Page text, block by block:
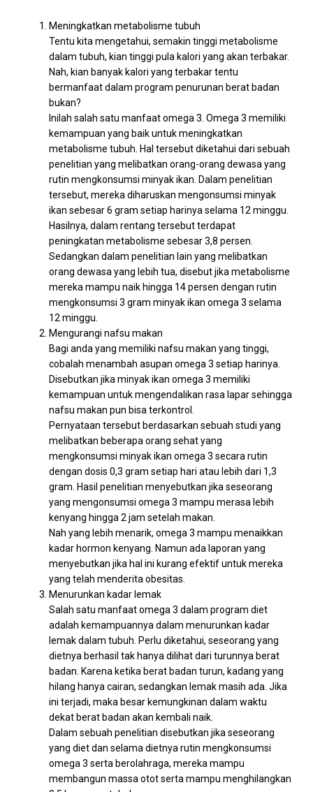
Meningkatkan metabolisme tubuh
Tentu kita mengetahui, semakin tinggi metabolisme
dalam tubuh, kian tinggi pula kalori yang akan terbakar.
Nah, kian banyak kalori yang terbakar tentu
bermanfaat dalam program penurunan berat badan
bukan?
Inilah salah satu manfaat omega 3. Omega 3 memiliki
kemampuan yang baik untuk meningkatkan
metabolisme tubuh. Hal tersebut diketahui dari sebuah
penelitian yang melibatkan orang-orang dewasa yang
rutin mengkonsumsi minyak ikan. Dalam penelitian
tersebut, mereka diharuskan mengonsumsi minyak
ikan sebesar 6 gram setiap harinya selama 12 minggu.
Hasilnya, dalam rentang tersebut terdapat
peningkatan metabolisme sebesar 3,8 persen.
Sedangkan dalam penelitian lain yang melibatkan
orang dewasa yang lebih tua, disebut jika metabolisme
mereka mampu naik hingga 14 persen dengan rutin
mengkonsumsi 3 gram minyak ikan omega 3 selama
12 minggu.
Mengurangi nafsu makan
Bagi anda yang memiliki nafsu makan yang tinggi,
cobalah menambah asupan omega 3 setiap harinya.
Disebutkan jika minyak ikan omega 3 memiliki
kemampuan untuk mengendalikan rasa lapar sehingga
nafsu makan pun bisa terkontrol.
Pernyataan tersebut berdasarkan sebuah studi yang
melibatkan beberapa orang sehat yang
mengkonsumsi minyak ikan omega 3 secara rutin
dengan dosis 0,3 gram setiap hari atau lebih dari 1,3
gram. Hasil penelitian menyebutkan jika seseorang
yang mengonsumsi omega 3 mampu merasa lebih
kenyang hingga 2 jam setelah makan.
Nah yang lebih menarik, omega 3 mampu menaikkan
kadar hormon kenyang. Namun ada laporan yang
menyebutkan jika hal ini kurang efektif untuk mereka
yang telah menderita obesitas.
Menurunkan kadar lemak
Salah satu manfaat omega 3 dalam program diet
adalah kemampuannya dalam menurunkan kadar
lemak dalam tubuh. Perlu diketahui, seseorang yang
dietnya berhasil tak hanya dilihat dari turunnya berat
badan. Karena ketika berat badan turun, kadang yang
hilang hanya cairan, sedangkan lemak masih ada. Jika
ini terjadi, maka besar kemungkinan dalam waktu
dekat berat badan akan kembali naik.
Dalam sebuah penelitian disebutkan jika seseorang
yang diet dan selama dietnya rutin mengkonsumsi
omega 3 serta berolahraga, mereka mampu
membangun massa otot serta mampu menghilangkan